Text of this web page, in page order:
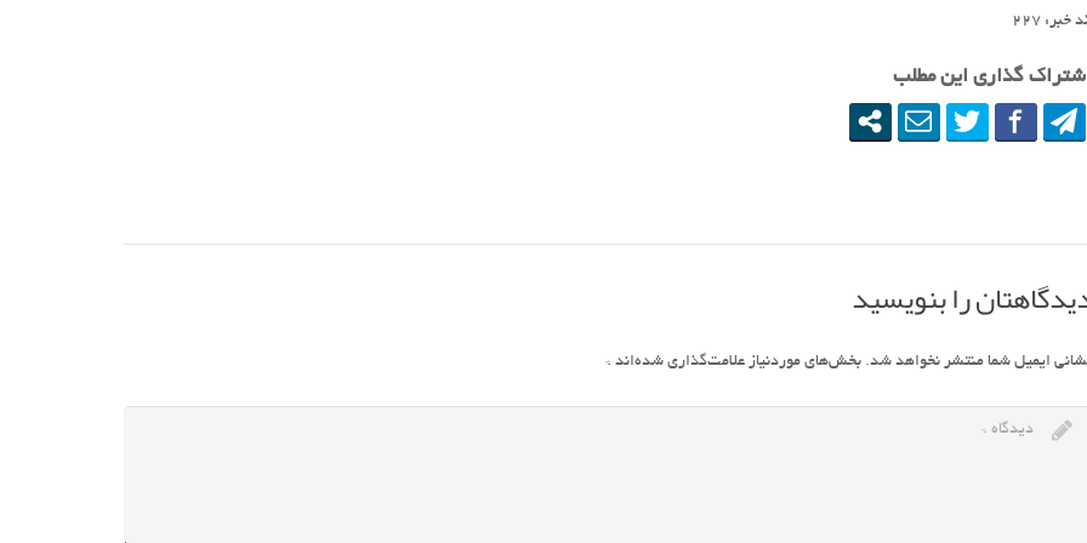
خبر: ٢٢٧
گذاری این مطلب
را بنویسید
ایمیل شما منتشر نخواهد شد. بخش‌های موردنیاز علامت‌گذاری شده‌اند *